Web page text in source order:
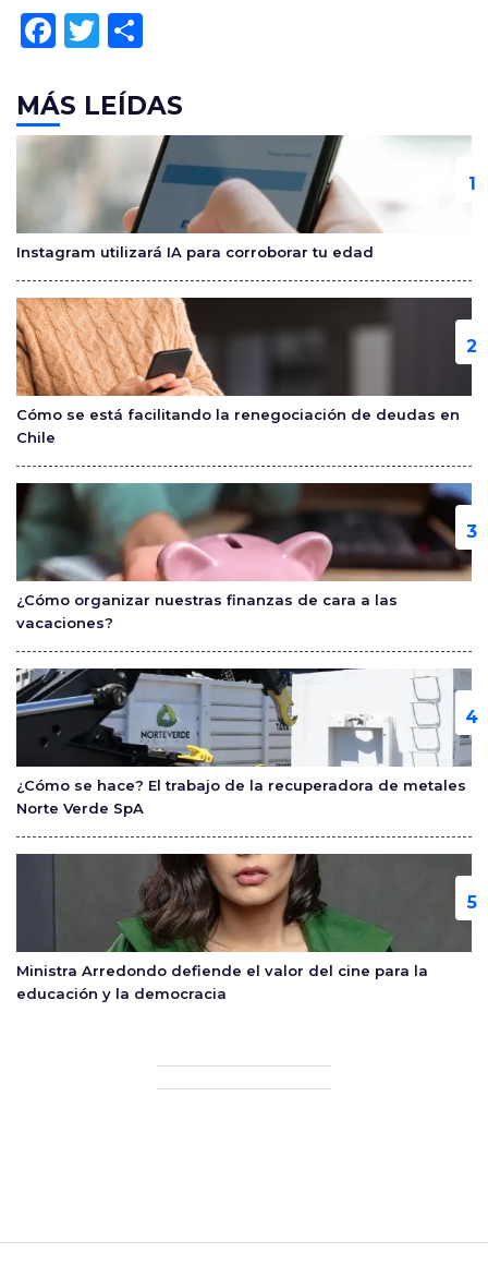
F
c
e
b
o
k
T
itt
er
m
p
ar
tir
MÁS LEÍDAS
Instagram utilizará IA para corroborar tu edad
Cómo se está facilitando la renegociación de deudas en
Chile
¿Cómo organizar nuestras finanzas de cara a las
vacaciones?
¿Cómo se hace? El trabajo de la recuperadora de metales
Norte Verde SpA
Ministra Arredondo defiende el valor del cine para la
educación y la democracia